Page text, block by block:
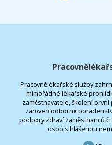
Pracovnělékařské služby
mimořádné lékařské
zaměstnavatele, školení první
zároveň odborné
podpory zdraví zaměstnanců
osob s hlášenou